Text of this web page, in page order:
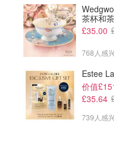
茶杯和
£35.00
768人感
£35.64
739人感